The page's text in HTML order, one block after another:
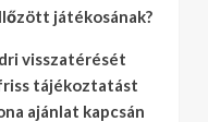
játékosának?
visszatérését
tájékoztatást
ajánlat kapcsán